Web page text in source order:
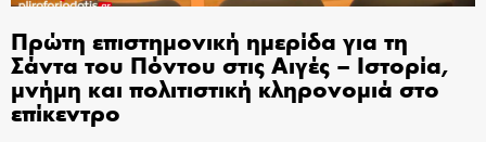
Πρώτη επιστημονική ημερίδα για τη
Σάντα του Πόντου στις Αιγές – Ιστορία,
μνήμη και πολιτιστική κληρονομιά στο
επίκεντρο